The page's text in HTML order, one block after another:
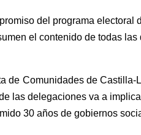
del programa electoral
el contenido de todas
Comunidades de Castilla-
las delegaciones va a
30 años de gobiernos